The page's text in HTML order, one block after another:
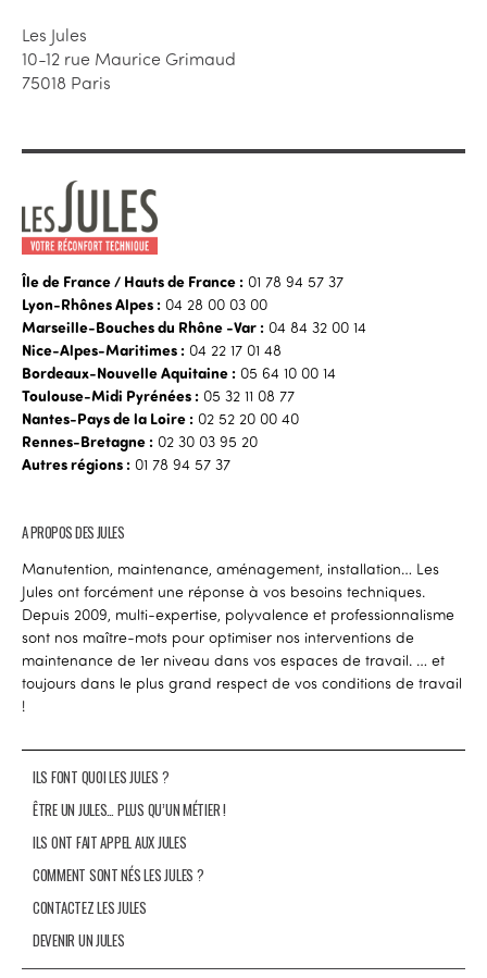
Les Jules
10-12 rue Maurice Grimaud
75018 Paris
Île de France / Hauts de France : 01 78 94 57 37
Lyon-Rhônes Alpes : 04 28 00 03 00
Marseille-Bouches du Rhône -Var : 04 84 32 00 14
Nice-Alpes-Maritimes : 04 22 17 01 48
Bordeaux-Nouvelle Aquitaine : 0‌5 64 10 00 14
Toulouse-Midi Pyrénées : 05 32 11 08 77
Nantes-Pays de la Loire : 02 52 20 00 40
Rennes-Bretagne : 0‌2 30 03 95 20
Autres régions : 01 78 94 57 37
A PROPOS DES JULES
Manutention, maintenance, aménagement, installation… Les
Jules ont forcément une réponse à vos besoins techniques.
Depuis 2009, multi-expertise, polyvalence et professionnalisme
sont nos maître-mots pour optimiser nos interventions de
maintenance de 1er niveau dans vos espaces de travail. … et
toujours dans le plus grand respect de vos conditions de travail
!
ILS FONT QUOI LES JULES ?
ÊTRE UN JULES… PLUS QU’UN MÉTIER !
ILS ONT FAIT APPEL AUX JULES
COMMENT SONT NÉS LES JULES ?
CONTACTEZ LES JULES
DEVENIR UN JULES